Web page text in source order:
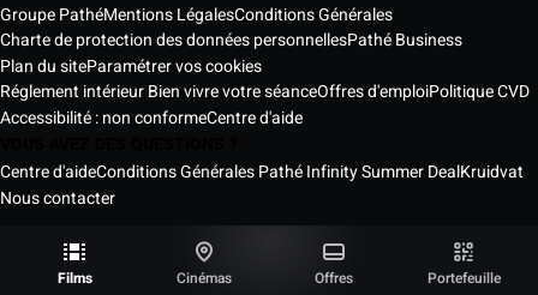
Films Cinémas Offres Portefeuille
Groupe PathéMentions LégalesConditions Générales
Charte de protection des données personnellesPathé Business
Plan du siteParamétrer vos cookies
Réglement intérieur Bien vivre votre séanceOffres d'emploiPolitique CVD
Accessibilité : non conformeCentre d'aide
Centre d'aideConditions Générales Pathé Infinity Summer DealKruidvat
Nous contacter
Les Cinémas Pathé Belgique © 2026
Tous droits réservés ®